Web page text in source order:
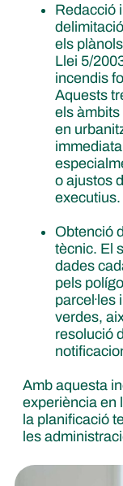
Redacció
els
Llei 5/
incendis
Aquests
els àmbits
en
o ajustos
executius.
Obtenció
tècnic. El
dades
pels
verdes,
resolució
Amb aquesta
experiència en
la planificació
les